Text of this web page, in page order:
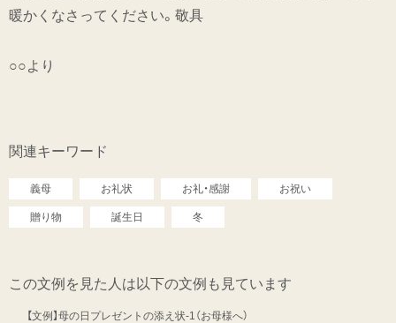
暖かくなさってください。敬具
○○より
関連キーワード
義母 お礼状 お礼・感謝 お祝い
贈り物 誕生日 冬
この文例を見た人は以下の文例も見ています
【文例】母の日プレゼントの添え状-1（お母様へ）